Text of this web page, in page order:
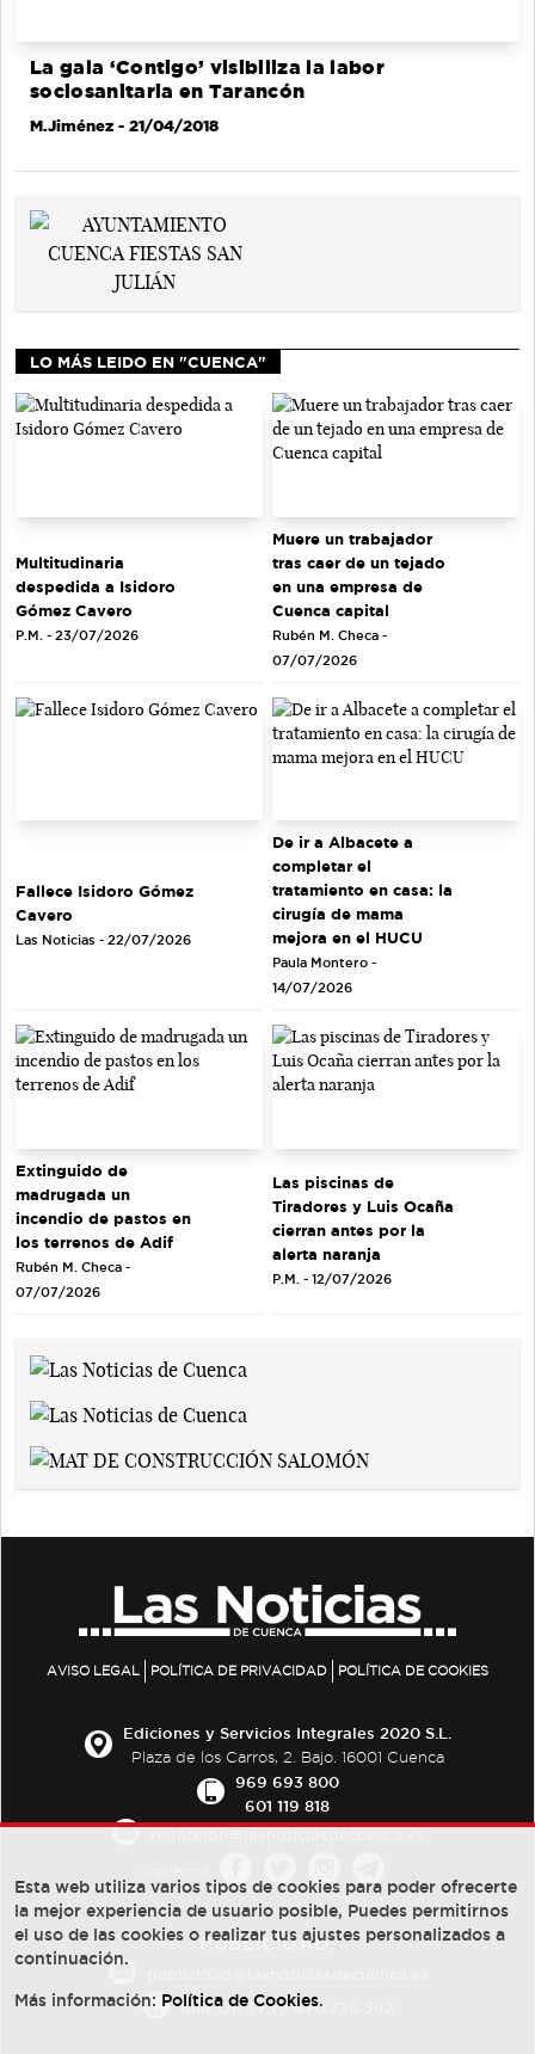
La gala ‘Contigo’ visibiliza la labor
sociosanitaria en Tarancón
M.Jiménez - 21/04/2018
LO MÁS LEIDO EN "CUENCA"
Multitudinaria
despedida a Isidoro
Gómez Cavero
P.M. - 23/07/2026
Muere un trabajador
tras caer de un tejado
en una empresa de
Cuenca capital
Rubén M. Checa -
07/07/2026
Fallece Isidoro Gómez
Cavero
Las Noticias - 22/07/2026
De ir a Albacete a
completar el
tratamiento en casa: la
cirugía de mama
mejora en el HUCU
Paula Montero -
14/07/2026
Extinguido de
madrugada un
incendio de pastos en
los terrenos de Adif
Rubén M. Checa -
07/07/2026
Las piscinas de
Tiradores y Luis Ocaña
cierran antes por la
alerta naranja
P.M. - 12/07/2026
AVISO LEGAL POLÍTICA DE PRIVACIDAD POLÍTICA DE COOKIES
Ediciones y Servicios Integrales 2020 S.L.
Plaza de los Carros, 2. Bajo. 16001 Cuenca
969 693 800
601 119 818
PUBLICIDAD:
684 126 573/670 726 392
Esta web utiliza varios tipos de cookies para poder ofrecerte
la mejor experiencia de usuario posible, Puedes permitirnos
el uso de las cookies o realizar tus ajustes personalizados a
continuación.
Más información: Política de Cookies.